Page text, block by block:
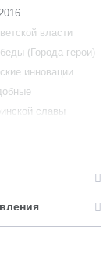
США
власти
(Города-герои)
инновации
славы
доблести
России
войне
(Российская